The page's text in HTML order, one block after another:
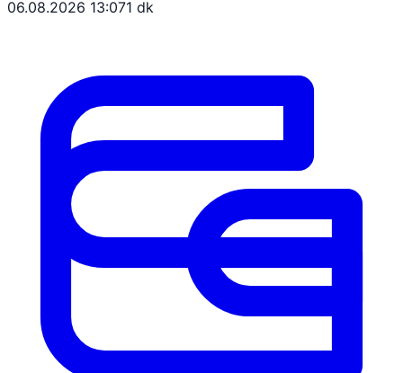
06.08.2026 13:071 dk